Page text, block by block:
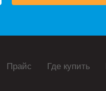
Прайс Где купить